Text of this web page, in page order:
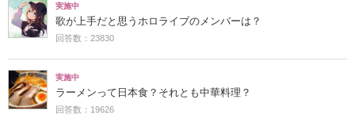
実施中
歌が上手だと思うホロライブのメンバーは？
回答数：23830
実施中
ラーメンって日本食？それとも中華料理？
回答数：19626